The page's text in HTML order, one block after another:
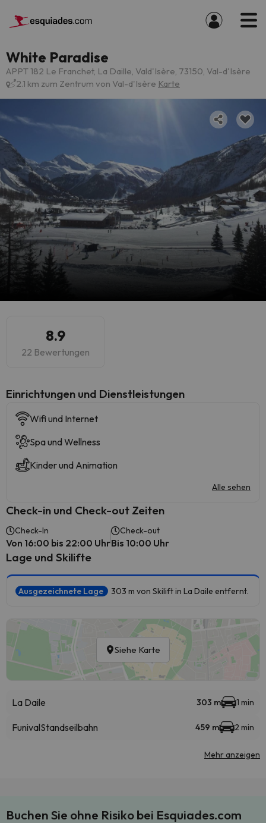
White Paradise
APPT 182 Le Franchet, La Daille, Vald'Isère, 73150, Val-d'Isère
2.1 km zum Zentrum von Val-d'Isère Karte
8.9
22 Bewertungen
​Einrichtungen und Dienstleistungen
Wifi und Internet
Spa und Wellness
Kinder und Animation
Alle sehen
Check-in und Check-out Zeiten
Check-In
Von 16:00 bis 22:00 Uhr
Check-out
Bis 10:00 Uhr
Lage und Skilifte
Ausgezeichnete Lage 303 m von Skilift in La Daile entfernt.
Siehe Karte
La Daile 303 m 1 min
FunivalStandseilbahn 459 m 2 min
Mehr anzeigen
Buchen Sie ohne Risiko bei Esquiades.com